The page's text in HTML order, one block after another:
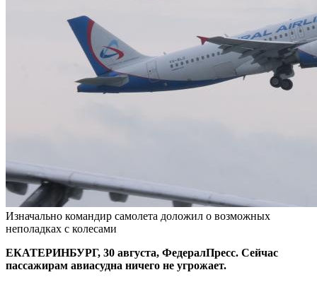
Изначально командир самолета доложил о возможных
неполадках с колесами
ЕКАТЕРИНБУРГ, 30 августа, ФедералПресс. Сейчас
пассажирам авиасудна ничего не угрожает.